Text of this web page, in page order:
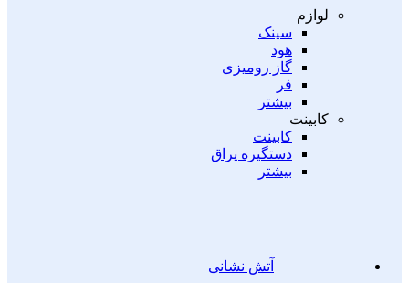
لوازم
سینک
هود
گاز رومیزی
فر
بیشتر
کابینت
کابینت
دستگیره یراق
بیشتر
آتش نشانی